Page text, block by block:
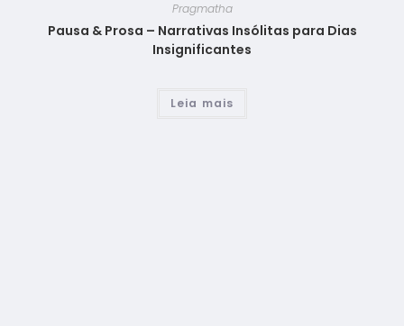
Pragmatha
Pausa & Prosa – Narrativas Insólitas para Dias
Insignificantes
Leia mais